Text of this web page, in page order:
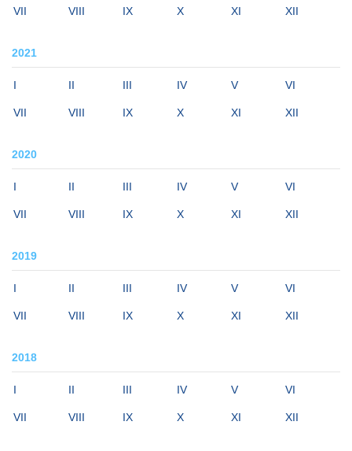
VII VIII IX X XI XII
2021
I II III IV V VI
VII VIII IX X XI XII
2020
I II III IV V VI
VII VIII IX X XI XII
2019
I II III IV V VI
VII VIII IX X XI XII
2018
I II III IV V VI
VII VIII IX X XI XII